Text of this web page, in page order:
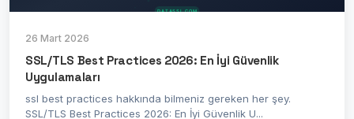
26 Mart 2026
SSL/TLS Best Practices 2026: En İyi Güvenlik
Uygulamaları
ssl best practices hakkında bilmeniz gereken her şey.
SSL/TLS Best Practices 2026: En İyi Güvenlik U...